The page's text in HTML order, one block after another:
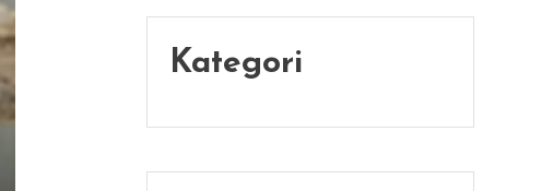
Kategori